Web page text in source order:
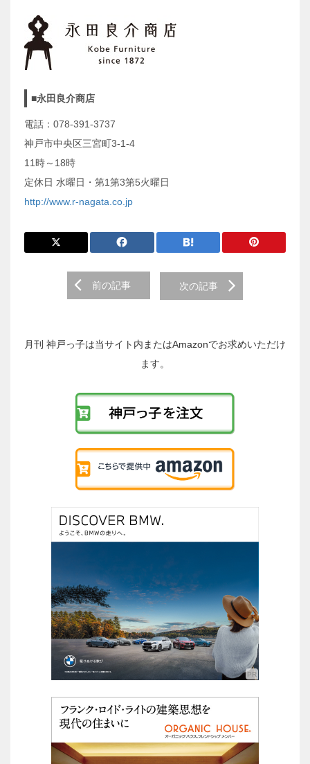
■永田良介商店
電話：078-391-3737
神戸市中央区三宮町3-1-4
11時～18時
定休日 水曜日・第1第3第5火曜日
http://www.r-nagata.co.jp
稿
前の記事 次の記事
月刊 神戸っ子は当サイト内またはAmazonでお求めいただけ
ます。